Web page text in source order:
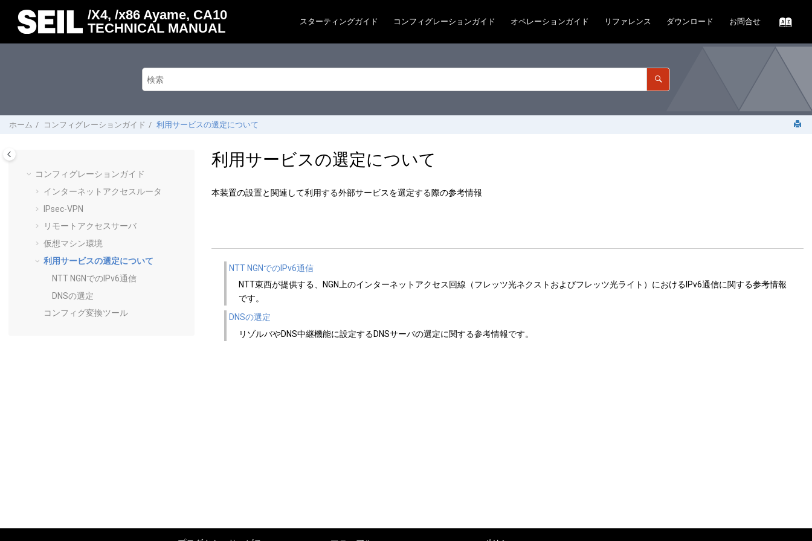
/X4, /x86 Ayame, CA10
TECHNICAL MANUAL
スターティングガイド コンフィグレーションガイド オペレーションガイド リファレンス ダウンロード お問合せ
ホーム コンフィグレーションガイド 利用サービスの選定について
コンフィグレーションガイド
インターネットアクセスルータ
IPsec-VPN
リモートアクセスサーバ
仮想マシン環境
利用サービスの選定について
NTT NGNでのIPv6通信
DNSの選定
コンフィグ変換ツール
利用サービスの選定について
本装置の設置と関連して利用する外部サービスを選定する際の参考情報
NTT NGNでのIPv6通信
NTT東西が提供する、NGN上のインターネットアクセス回線（フレッツ光ネクストおよびフレッツ光ライト）におけるIPv6通信に関する参考情報
です。
DNSの選定
リゾルバやDNS中継機能に設定するDNSサーバの選定に関する参考情報です。